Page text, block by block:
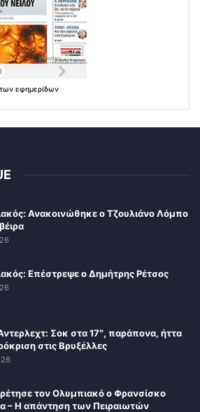
των εφημερίδων
Ανακοινώθηκε ο Τζουλιάνο Λόμπο
Επέστρεψε ο Δημήτρης Ρέτσος
Σοκ στα 17″, παράπονα, ήττα
στις Βρυξέλλες
τον Ολυμπιακό ο Φρανσίσκο
– Η απάντηση των Πειραιωτών